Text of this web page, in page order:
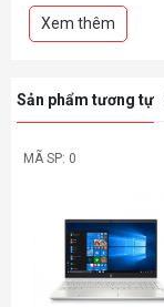
Màu sắc: Bạc
Xem thêm
Sản phẩm tương tự
MÃ SP: 0